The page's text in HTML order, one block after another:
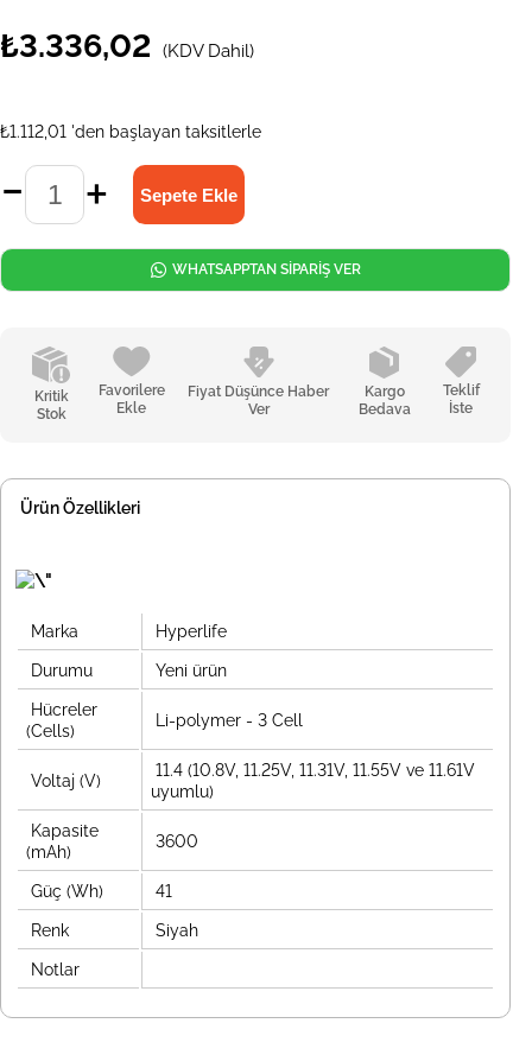
₺3.336,02 (KDV Dahil)
₺1.112,01 'den başlayan taksitlerle
Kritik
Stok
Favorilere
Ekle
Fiyat Düşünce Haber
Ver
Kargo
Bedava
Teklif
İste
WHATSAPPTAN SİPARİŞ VER
Ürün Özellikleri
Marka Hyperlife
Durumu Yeni ürün
Hücreler
(Cells)
Li-polymer - 3 Cell
Voltaj (V)
11.4 (10.8V, 11.25V, 11.31V, 11.55V ve 11.61V
uyumlu)
Kapasite
(mAh)
3600
Güç (Wh) 41
Renk Siyah
Notlar